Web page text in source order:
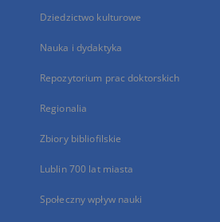
Dziedzictwo kulturowe
Nauka i dydaktyka
Repozytorium prac doktorskich
Regionalia
Zbiory bibliofilskie
Lublin 700 lat miasta
Społeczny wpływ nauki